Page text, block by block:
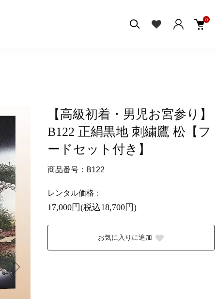
0
【高級初着・男児お宮参り】
B122 正絹黒地 刺繍鷹 松【フ
ードセット付き】
商品番号：B122
レンタル価格：
17,000円(税込18,700円)
お気に入りに追加